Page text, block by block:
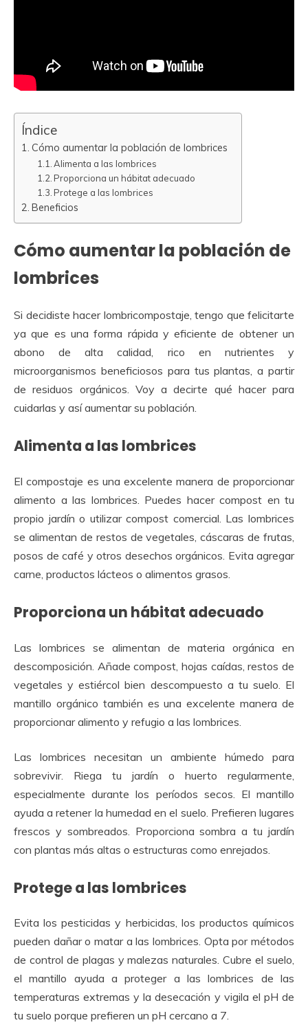
Índice
Cómo aumentar la población de lombrices
Alimenta a las lombrices
Proporciona un hábitat adecuado
Protege a las lombrices
Beneficios
Cómo aumentar la población de
lombrices
Si decidiste hacer lombricompostaje, tengo que felicitarte
ya que es una forma rápida y eficiente de obtener un
abono de alta calidad, rico en nutrientes y
microorganismos beneficiosos para tus plantas, a partir
de residuos orgánicos. Voy a decirte qué hacer para
cuidarlas y así aumentar su población.
Alimenta a las lombrices
El compostaje es una excelente manera de proporcionar
alimento a las lombrices. Puedes hacer compost en tu
propio jardín o utilizar compost comercial. Las lombrices
se alimentan de restos de vegetales, cáscaras de frutas,
posos de café y otros desechos orgánicos. Evita agregar
carne, productos lácteos o alimentos grasos.
Proporciona un hábitat adecuado
Las lombrices se alimentan de materia orgánica en
descomposición. Añade compost, hojas caídas, restos de
vegetales y estiércol bien descompuesto a tu suelo. El
mantillo orgánico también es una excelente manera de
proporcionar alimento y refugio a las lombrices.
Las lombrices necesitan un ambiente húmedo para
sobrevivir. Riega tu jardín o huerto regularmente,
especialmente durante los períodos secos. El mantillo
ayuda a retener la humedad en el suelo. Prefieren lugares
frescos y sombreados. Proporciona sombra a tu jardín
con plantas más altas o estructuras como enrejados.
Protege a las lombrices
Evita los pesticidas y herbicidas, los productos químicos
pueden dañar o matar a las lombrices. Opta por métodos
de control de plagas y malezas naturales. Cubre el suelo,
el mantillo ayuda a proteger a las lombrices de las
temperaturas extremas y la desecación y vigila el pH de
tu suelo porque prefieren un pH cercano a 7.